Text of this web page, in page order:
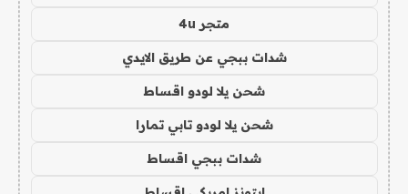
متجر 4u
شدات ببجي عن طريق الايدي
شحن يلا لودو اقساط
شحن يلا لودو تابي تمارا
شدات ببجي اقساط